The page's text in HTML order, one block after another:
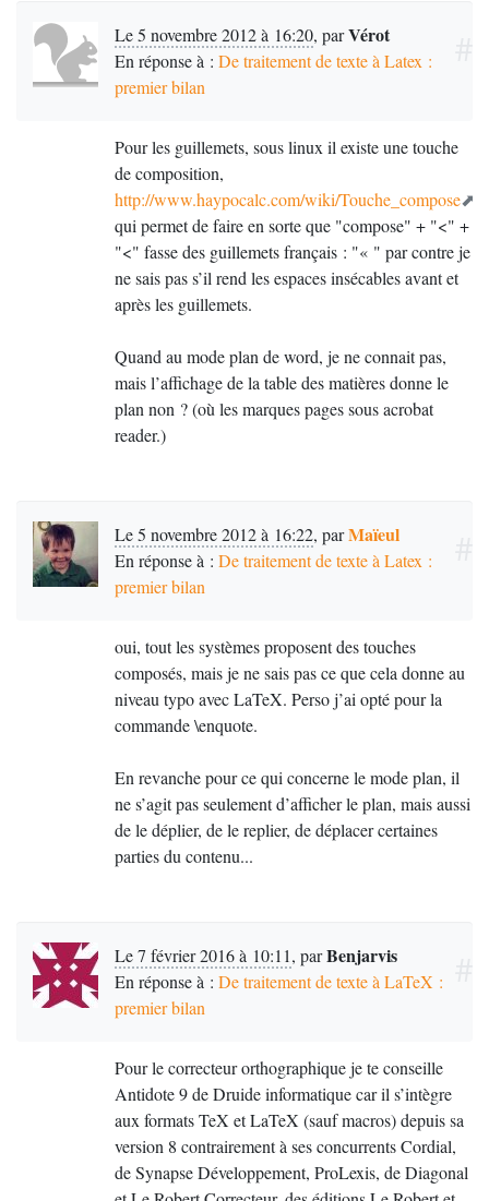
Le 5 novembre 2012 à 16:20, parVérot
En réponse à : De traitement de texte à Latex :
premier bilan
Pour les guillemets, sous linux il existe une touche
de composition,
http://www.haypocalc.com/wiki/Touche_compose
qui permet de faire en sorte que "compose" + "<" +
"<" fasse des guillemets français : "« " par contre je
ne sais pas s’il rend les espaces insécables avant et
après les guillemets.
Quand au mode plan de word, je ne connait pas,
mais l’affichage de la table des matières donne le
plan non ? (où les marques pages sous acrobat
reader.)
Le 5 novembre 2012 à 16:22, parMaïeul
En réponse à : De traitement de texte à Latex :
premier bilan
oui, tout les systèmes proposent des touches
composés, mais je ne sais pas ce que cela donne au
niveau typo avec LaTeX. Perso j’ai opté pour la
commande \enquote.
En revanche pour ce qui concerne le mode plan, il
ne s’agit pas seulement d’afficher le plan, mais aussi
de le déplier, de le replier, de déplacer certaines
parties du contenu...
Le 7 février 2016 à 10:11, parBenjarvis
En réponse à : De traitement de texte à LaTeX :
premier bilan
Pour le correcteur orthographique je te conseille
Antidote 9 de Druide informatique car il s’intègre
aux formats TeX et LaTeX (sauf macros) depuis sa
version 8 contrairement à ses concurrents Cordial,
de Synapse Développement, ProLexis, de Diagonal